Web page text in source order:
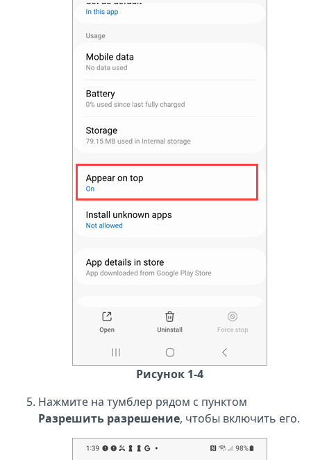
Рисунок 1-4
Нажмите на тумблер рядом с пунктом
Разрешить разрешение, чтобы включить его.